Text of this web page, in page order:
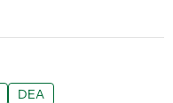
DEA